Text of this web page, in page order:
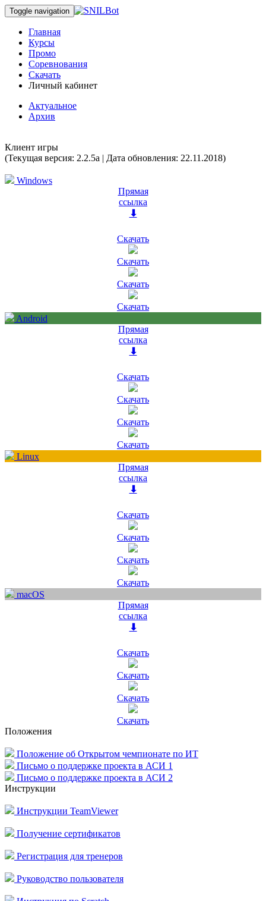
Toggle navigation
Главная
Курсы
Промо
Соревнования
Скачать
Личный кабинет
Актуальное
Архив
Клиент игры
(Текущая версия: 2.2.5a | Дата обновления: 22.11.2018)
Windows
Прямая
ссылка
⬇
Скачать
Скачать
Скачать
Скачать
Android
Прямая
ссылка
⬇
Скачать
Скачать
Скачать
Скачать
Linux
Прямая
ссылка
⬇
Скачать
Скачать
Скачать
Скачать
macOS
Прямая
ссылка
⬇
Скачать
Скачать
Скачать
Скачать
Положения
Положение об Открытом чемпионате по ИТ
Письмо о поддержке проекта в АСИ 1
Письмо о поддержке проекта в АСИ 2
Инструкции
Инструкции TeamViewer
Получение сертификатов
Регистрация для тренеров
Руководство пользователя